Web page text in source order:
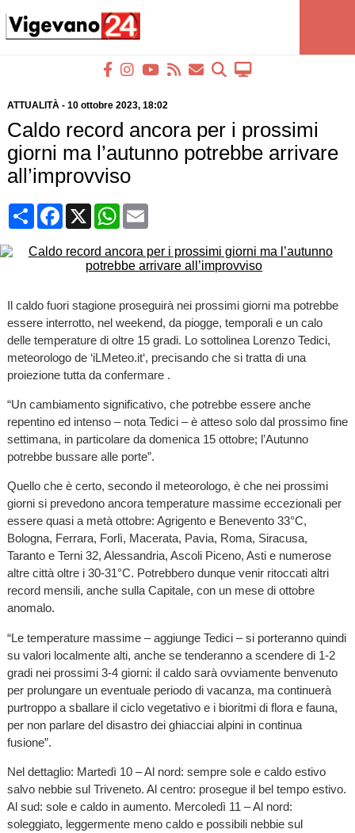
ATTUALITÀ- 10 ottobre 2023, 18:02
Caldo record ancora per i prossimi
giorni ma l’autunno potrebbe arrivare
all’improvviso
CondividiFacebook
X WhatsApp
Email
Il caldo fuori stagione proseguirà nei prossimi giorni ma potrebbe
essere interrotto, nel weekend, da piogge, temporali e un calo
delle temperature di oltre 15 gradi. Lo sottolinea Lorenzo Tedici,
meteorologo de ‘iLMeteo.it‘, precisando che si tratta di una
proiezione tutta da confermare .
“Un cambiamento significativo, che potrebbe essere anche
repentino ed intenso – nota Tedici – è atteso solo dal prossimo fine
settimana, in particolare da domenica 15 ottobre; l’Autunno
potrebbe bussare alle porte”.
Quello che è certo, secondo il meteorologo, è che nei prossimi
giorni si prevedono ancora temperature massime eccezionali per
essere quasi a metà ottobre: Agrigento e Benevento 33°C,
Bologna, Ferrara, Forlì, Macerata, Pavia, Roma, Siracusa,
Taranto e Terni 32, Alessandria, Ascoli Piceno, Asti e numerose
altre città oltre i 30-31°C. Potrebbero dunque venir ritoccati altri
record mensili, anche sulla Capitale, con un mese di ottobre
anomalo.
“Le temperature massime – aggiunge Tedici – si porteranno quindi
su valori localmente alti, anche se tenderanno a scendere di 1-2
gradi nei prossimi 3-4 giorni: il caldo sarà ovviamente benvenuto
per prolungare un eventuale periodo di vacanza, ma continuerà
purtroppo a sballare il ciclo vegetativo e i bioritmi di flora e fauna,
per non parlare del disastro dei ghiacciai alpini in continua
fusione”.
Nel dettaglio: Martedì 10 – Al nord: sempre sole e caldo estivo
salvo nebbie sul Triveneto. Al centro: prosegue il bel tempo estivo.
Al sud: sole e caldo in aumento. Mercoledì 11 – Al nord:
soleggiato, leggermente meno caldo e possibili nebbie sul